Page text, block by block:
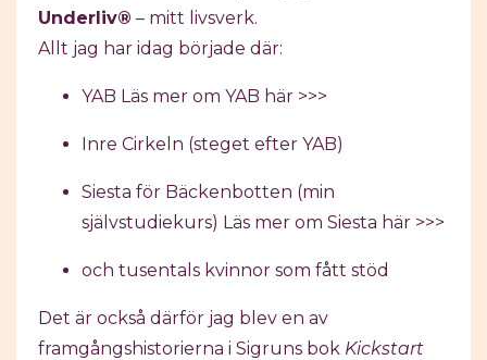
Underliv® – mitt livsverk.
Allt jag har idag började där:
YAB Läs mer om YAB här >>>
Inre Cirkeln (steget efter YAB)
Siesta för Bäckenbotten (min
självstudiekurs) Läs mer om Siesta här >>>
och tusentals kvinnor som fått stöd
Det är också därför jag blev en av
framgångshistorierna i Sigruns bok Kickstart